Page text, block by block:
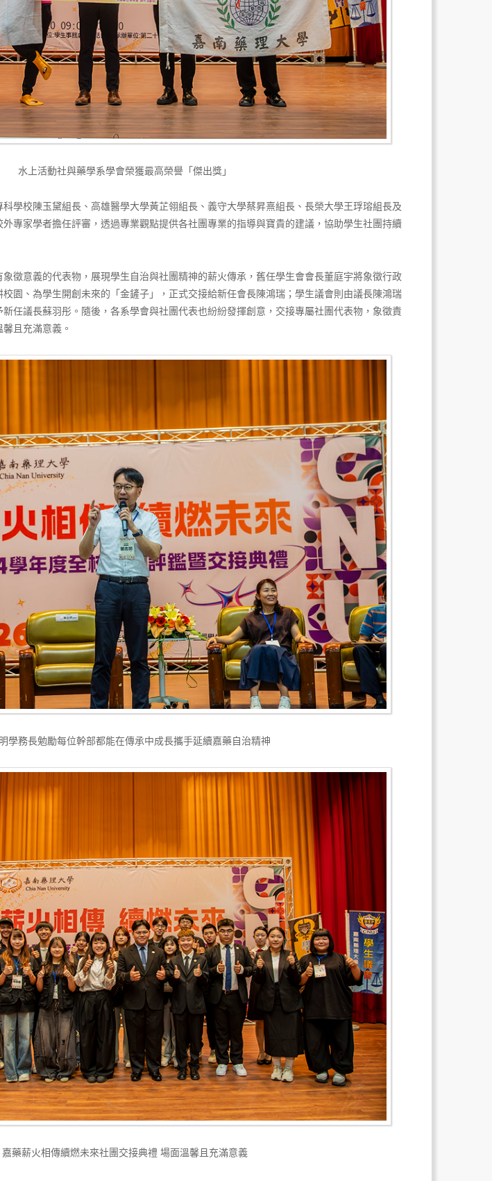
水上活動社與藥學系學會榮獲最高榮譽「傑出獎」
學校陳玉黛組長、高雄醫學大學黃芷翎組長、義守大學蔡昇熹組長、長榮大學王琈瑢組長及
專家學者擔任評審，透過專業觀點提供各社團專業的指導與寶貴的建議，協助學生社團持續
徵意義的代表物，展現學生自治與社團精神的薪火傳承，舊任學生會會長董庭宇將象徵行政
園、為學生開創未來的「金鏟子」，正式交接給新任會長陳鴻瑞；學生議會則由議長陳鴻瑞
任議長蘇羽彤。隨後，各系學會與社團代表也紛紛發揮創意，交接專屬社團代表物，象徵責
且充滿意義。
學務長勉勵每位幹部都能在傳承中成長攜手延續嘉藥自治精神
嘉藥薪火相傳續燃未來社團交接典禮 場面溫馨且充滿意義